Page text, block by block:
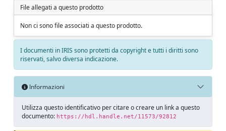
File allegati a questo prodotto
Non ci sono file associati a questo prodotto.
I documenti in IRIS sono protetti da copyright e tutti i diritti sono
riservati, salvo diversa indicazione.
Informazioni
Utilizza questo identificativo per citare o creare un link a questo
documento: https://hdl.handle.net/11573/92812